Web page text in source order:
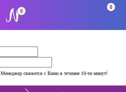
Менеджер свяжется с Вами в течение 10-ти минут!
0
0